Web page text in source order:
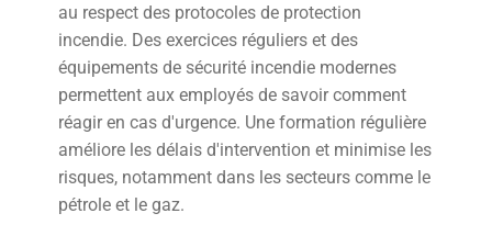
au respect des protocoles de protection
incendie. Des exercices réguliers et des
équipements de sécurité incendie modernes
permettent aux employés de savoir comment
réagir en cas d'urgence. Une formation régulière
améliore les délais d'intervention et minimise les
risques, notamment dans les secteurs comme le
pétrole et le gaz.